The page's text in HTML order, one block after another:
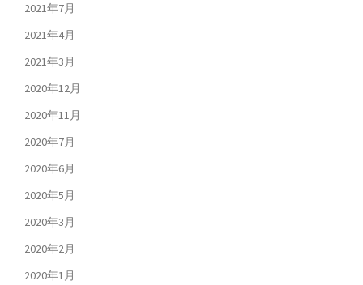
2021年7月
2021年4月
2021年3月
2020年12月
2020年11月
2020年7月
2020年6月
2020年5月
2020年3月
2020年2月
2020年1月